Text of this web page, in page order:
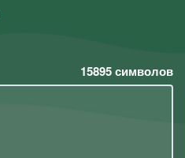
15895символов